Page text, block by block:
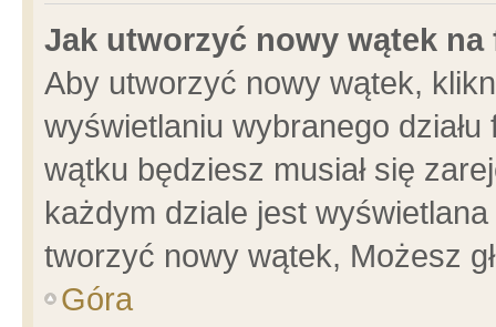
Jak utworzyć nowy wątek na
Aby utworzyć nowy wątek,
wyświetlaniu wybranego
wątku będziesz musiał się
każdym dziale jest
tworzyć nowy wątek, Możesz
Góra